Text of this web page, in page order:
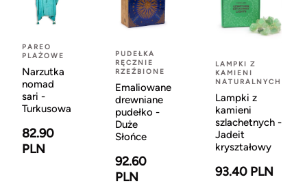
PAREO
PLAŻOWE
Narzutka
nomad
sari -
Turkusowa
82.90
PLN
PUDEŁKA
RĘCZNIE
RZEŹBIONE
Emaliowane
drewniane
pudełko -
Duże
Słońce
92.60
PLN
LAMPKI Z
KAMIENI
NATURALNYCH
Lampki z
kamieni
szlachetnych -
Jadeit
kryształowy
93.40 PLN